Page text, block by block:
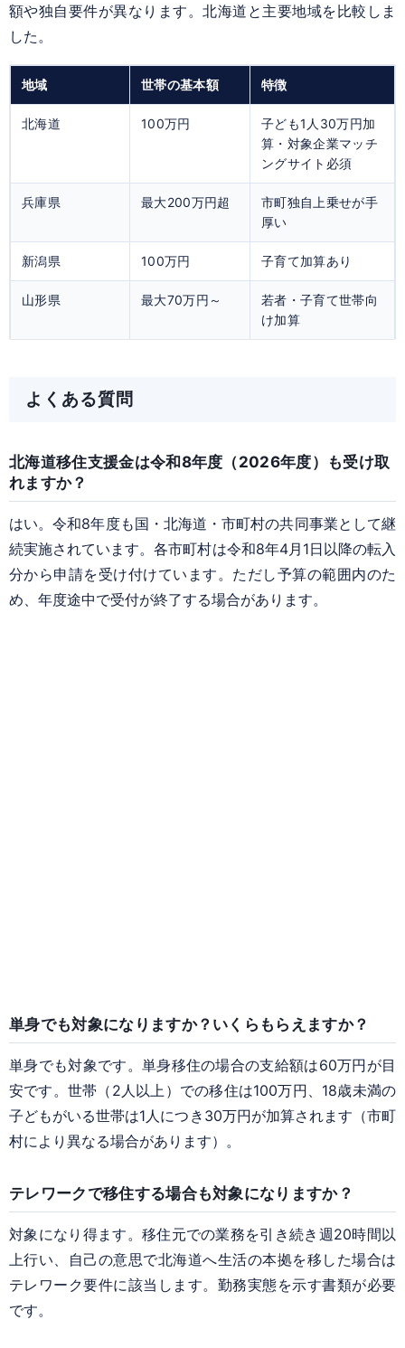
額や独自要件が異なります。北海道と主要地域を比較しま
した。
地域 世帯の基本額 特徴
北海道 100万円
子ども1人30万円加
算・対象企業マッチ
ングサイト必須
兵庫県 最大200万円超
市町独自上乗せが手
厚い
新潟県 100万円 子育て加算あり
山形県 最大70万円～
若者・子育て世帯向
け加算
よくある質問
北海道移住支援金は令和8年度（2026年度）も受け取
れますか？
はい。令和8年度も国・北海道・市町村の共同事業として継
続実施されています。各市町村は令和8年4月1日以降の転入
分から申請を受け付けています。ただし予算の範囲内のた
め、年度途中で受付が終了する場合があります。
単身でも対象になりますか？いくらもらえますか？
単身でも対象です。単身移住の場合の支給額は60万円が目
安です。世帯（2人以上）での移住は100万円、18歳未満の
子どもがいる世帯は1人につき30万円が加算されます（市町
村により異なる場合があります）。
テレワークで移住する場合も対象になりますか？
対象になり得ます。移住元での業務を引き続き週20時間以
上行い、自己の意思で北海道へ生活の本拠を移した場合は
テレワーク要件に該当します。勤務実態を示す書類が必要
です。